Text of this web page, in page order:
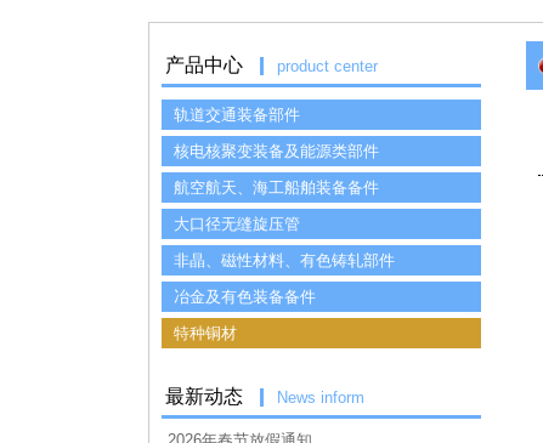
产品中心 product center
轨道交通装备部件
核电核聚变装备及能源类部件
航空航天、海工船舶装备备件
大口径无缝旋压管
非晶、磁性材料、有色铸轧部件
冶金及有色装备备件
特种铜材
最新动态 News inform